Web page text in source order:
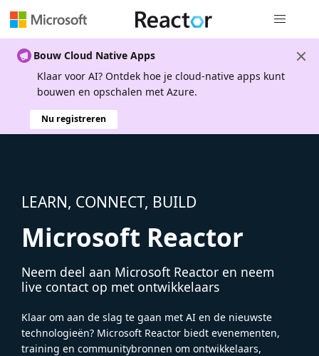
Bouw Cloud Native Apps
Klaar voor AI? Ontdek hoe je cloud-native apps kunt
bouwen en opschalen met Azure.
Nu registreren
LEARN, CONNECT, BUILD
Microsoft Reactor
Neem deel aan Microsoft Reactor en neem
live contact op met ontwikkelaars
Klaar om aan de slag te gaan met AI en de nieuwste
technologieën? Microsoft Reactor biedt evenementen,
training en communitybronnen om ontwikkelaars,